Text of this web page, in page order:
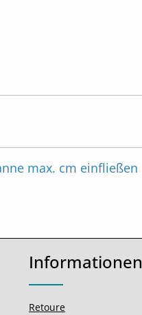
max. cm einfließen
Informationen
Retoure